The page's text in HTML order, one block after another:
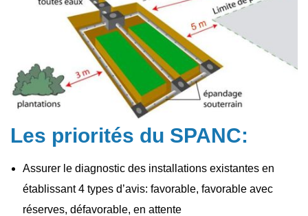
Les priorités du SPANC:
Assurer le diagnostic des installations existantes en
établissant 4 types d’avis: favorable, favorable avec
réserves, défavorable, en attente